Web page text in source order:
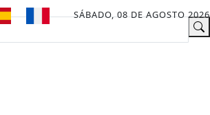
SÁBADO, 08 DE AGOSTO 2026